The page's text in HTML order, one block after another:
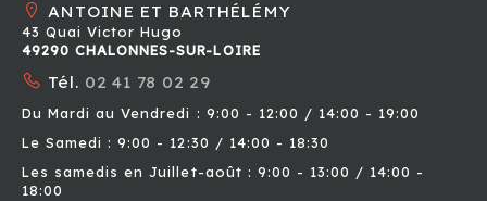
ANTOINE ET BARTHÉLÉMY
43 Quai Victor Hugo
49290 CHALONNES-SUR-LOIRE
Tél. 02 41 78 02 29
Du Mardi au Vendredi : 9:00 - 12:00 / 14:00 - 19:00
Le Samedi : 9:00 - 12:30 / 14:00 - 18:30
Les samedis en Juillet-août : 9:00 - 13:00 / 14:00 -
18:00